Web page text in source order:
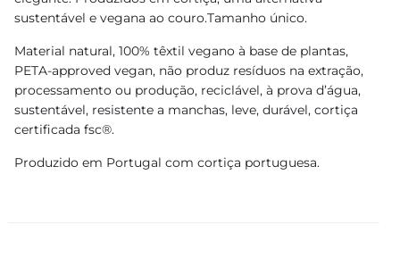
sustentável e vegana ao couro.Tamanho único.
Material natural, 100% têxtil vegano à base de plantas,
PETA-approved vegan, não produz resíduos na extração,
processamento ou produção, reciclável, à prova d’água,
sustentável, resistente a manchas, leve, durável, cortiça
certificada fsc®.
Produzido em Portugal com cortiça portuguesa.